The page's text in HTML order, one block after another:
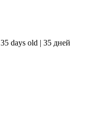
35 days old | 35 дней